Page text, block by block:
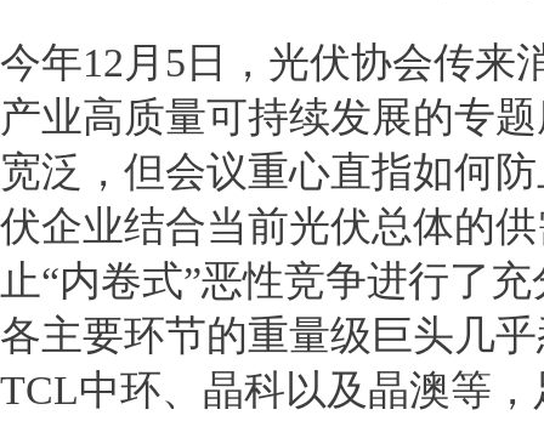
今年12月5日，光伏协会传来
产业高质量可持续发展的专
宽泛，但会议重心直指如何
伏企业结合当前光伏总体的
止“内卷式”恶性竞争进行了
各主要环节的重量级巨头几
TCL中环、晶科以及晶澳等